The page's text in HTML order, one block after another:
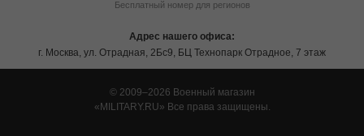
Бесплатный номер для регионов
Адрес нашего офиса:
г. Москва, ул. Отрадная, 2Бс9, БЦ Технопарк Отрадное, 7 этаж
© 2009–2026 Военный магазин
MILITARY.RU
Все права защищены.